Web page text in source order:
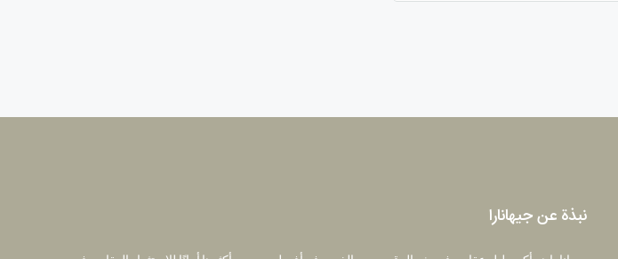
نبذة عن جيهانارا